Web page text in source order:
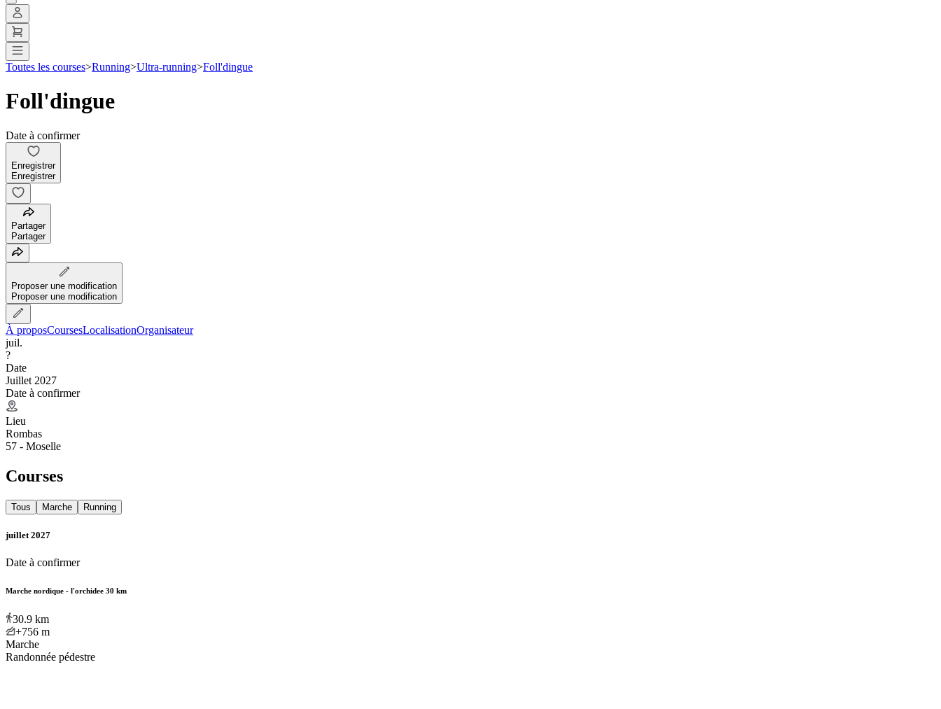
Toutes les courses>Running>Ultra-running>Foll'dingue
Foll'dingue
Date à confirmer
Enregistrer
Enregistrer
Partager
Partager
Proposer une modification
Proposer une modification
À proposCoursesLocalisationOrganisateur
juil.
?
Date
Juillet 2027
Date à confirmer
Lieu
Rombas
57 - Moselle
Courses
Tous Marche Running
juillet 2027
Date à confirmer
Marche nordique - l'orchidee 30 km
30.9 km
+756 m
Marche
Randonnée pédestre